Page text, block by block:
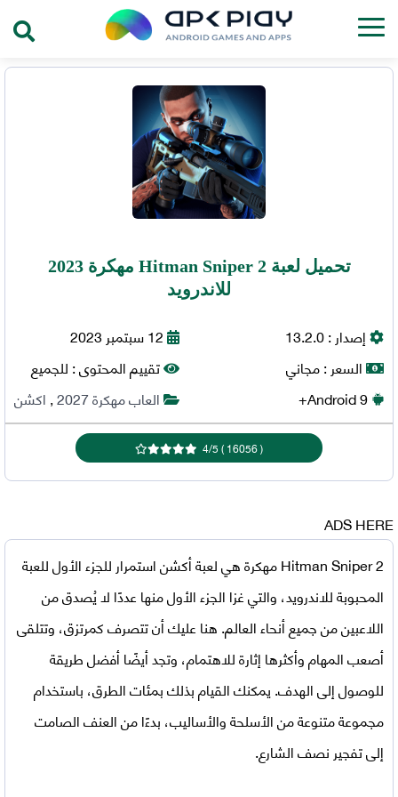
تحميل لعبة Hitman Sniper 2 مهكرة 2023
للاندرويد
إصدار :13.2.0
السعر :مجاني
Android9+
12 سبتمبر 2023
تقييم المحتوى :للجميع
العاب مهكرة 2027
,اكشن
(
16056
)
4/5
ADS HERE
Hitman Sniper 2 مهكرة
هي لعبة أكشن استمرار للجزء الأول للعبة
المحبوبة للاندرويد، والتي غزا الجزء الأول منها عددًا لا يُصدق من
اللاعبين من جميع أنحاء العالم. هنا عليك أن تتصرف كمرتزق، وتتلقى
أصعب المهام وأكثرها إثارة للاهتمام، وتجد أيضًا أفضل طريقة
للوصول إلى الهدف. يمكنك القيام بذلك بمئات الطرق، باستخدام
مجموعة متنوعة من الأسلحة والأساليب، بدءًا من العنف الصامت
إلى تفجير نصف الشارع.